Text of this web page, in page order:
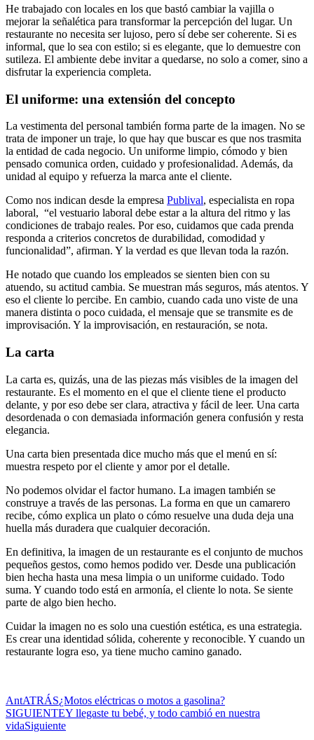
He trabajado con locales en los que bastó cambiar la vajilla o
mejorar la señalética para transformar la percepción del lugar. Un
restaurante no necesita ser lujoso, pero sí debe ser coherente. Si es
informal, que lo sea con estilo; si es elegante, que lo demuestre con
sutileza. El ambiente debe invitar a quedarse, no solo a comer, sino a
disfrutar la experiencia completa.
El uniforme: una extensión del concepto
La vestimenta del personal también forma parte de la imagen. No se
trata de imponer un traje, lo que hay que buscar es que nos trasmita
la entidad de cada negocio. Un uniforme limpio, cómodo y bien
pensado comunica orden, cuidado y profesionalidad. Además, da
unidad al equipo y refuerza la marca ante el cliente.
Como nos indican desde la empresa Publival, especialista en ropa
laboral, “el vestuario laboral debe estar a la altura del ritmo y las
condiciones de trabajo reales. Por eso, cuidamos que cada prenda
responda a criterios concretos de durabilidad, comodidad y
funcionalidad”, afirman. Y la verdad es que llevan toda la razón.
He notado que cuando los empleados se sienten bien con su
atuendo, su actitud cambia. Se muestran más seguros, más atentos. Y
eso el cliente lo percibe. En cambio, cuando cada uno viste de una
manera distinta o poco cuidada, el mensaje que se transmite es de
improvisación. Y la improvisación, en restauración, se nota.
La carta
La carta es, quizás, una de las piezas más visibles de la imagen del
restaurante. Es el momento en el que el cliente tiene el producto
delante, y por eso debe ser clara, atractiva y fácil de leer. Una carta
desordenada o con demasiada información genera confusión y resta
elegancia.
Una carta bien presentada dice mucho más que el menú en sí:
muestra respeto por el cliente y amor por el detalle.
No podemos olvidar el factor humano. La imagen también se
construye a través de las personas. La forma en que un camarero
recibe, cómo explica un plato o cómo resuelve una duda deja una
huella más duradera que cualquier decoración.
En definitiva, la imagen de un restaurante es el conjunto de muchos
pequeños gestos, como hemos podido ver. Desde una publicación
bien hecha hasta una mesa limpia o un uniforme cuidado. Todo
suma. Y cuando todo está en armonía, el cliente lo nota. Se siente
parte de algo bien hecho.
Cuidar la imagen no es solo una cuestión estética, es una estrategia.
Es crear una identidad sólida, coherente y reconocible. Y cuando un
restaurante logra eso, ya tiene mucho camino ganado.
AntATRÁS¿Motos eléctricas o motos a gasolina?
SIGUIENTEY llegaste tu bebé, y todo cambió en nuestra
vidaSiguiente